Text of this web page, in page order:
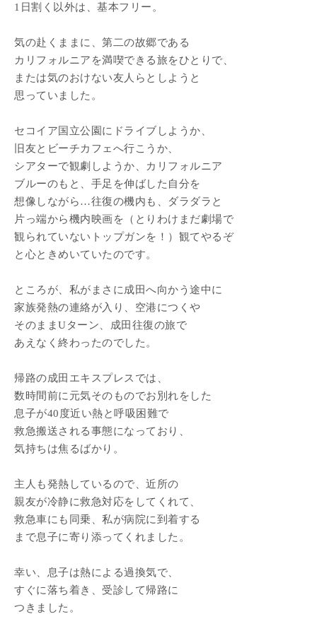
1日割く以外は、基本フリー。
気の赴くままに、第二の故郷である
カリフォルニアを満喫できる旅をひとりで、
または気のおけない友人らとしようと
思っていました。
セコイア国立公園にドライブしようか、
旧友とビーチカフェへ行こうか、
シアターで観劇しようか、カリフォルニア
ブルーのもと、手足を伸ばした自分を
想像しながら…往復の機内も、ダラダラと
片っ端から機内映画を（とりわけまだ劇場で
観られていないトップガンを！）観てやるぞ
と心ときめいていたのです。
ところが、私がまさに成田へ向かう途中に
家族発熱の連絡が入り、空港につくや
そのままUターン、成田往復の旅で
あえなく終わったのでした。
帰路の成田エキスプレスでは、
数時間前に元気そのものでお別れをした
息子が40度近い熱と呼吸困難で
救急搬送される事態になっており、
気持ちは焦るばかり。
主人も発熱しているので、近所の
親友が冷静に救急対応をしてくれて、
救急車にも同乗、私が病院に到着する
まで息子に寄り添ってくれました。
幸い、息子は熱による過換気で、
すぐに落ち着き、受診して帰路に
つきました。